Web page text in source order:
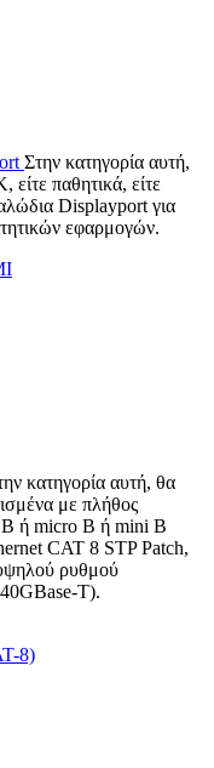
Στην κατηγορία αυτή,
παθητικά, είτε
Displayport για
εφαρμογών.
κατηγορία αυτή, θα
με πλήθος
ή micro B ή mini B
CAT 8 STP Patch,
ρυθμού
T).
8)